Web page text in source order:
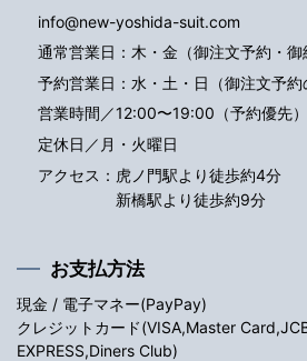
info@new-yoshida-suit.com
通常営業日：木・金（御注文予約・御
予約営業日：水・土・日（御注文予約
営業時間／12:00〜19:00（予約優先）
定休日／月・火曜日
アクセス： 虎ノ門駅より徒歩約4分
新橋駅より徒歩約9分
お支払方法
現金 / 電子マネー(PayPay)
クレジットカード(VISA,Master
EXPRESS,Diners Club)